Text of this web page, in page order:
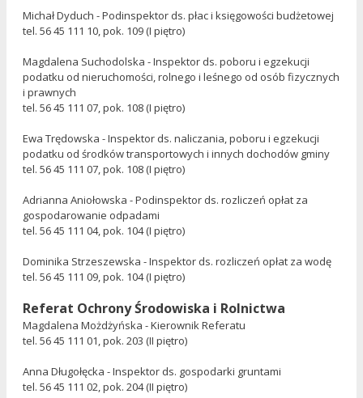
Michał Dyduch - Podinspektor ds. płac i księgowości budżetowej
tel. 56 45 111 10, pok. 109 (I piętro)
Magdalena Suchodolska - Inspektor ds. poboru i egzekucji
podatku od nieruchomości, rolnego i leśnego od osób fizycznych
i prawnych
tel. 56 45 111 07, pok. 108 (I piętro)
Ewa Trędowska - Inspektor ds. naliczania, poboru i egzekucji
podatku od środków transportowych i innych dochodów gminy
tel. 56 45 111 07, pok. 108 (I piętro)
Adrianna Aniołowska - Podinspektor ds. rozliczeń opłat za
gospodarowanie odpadami
tel. 56 45 111 04, pok. 104 (I piętro)
Dominika Strzeszewska - Inspektor ds. rozliczeń opłat za wodę
tel. 56 45 111 09, pok. 104 (I piętro)
Referat Ochrony Środowiska i Rolnictwa
Magdalena Możdżyńska - Kierownik Referatu
tel. 56 45 111 01, pok. 203 (II piętro)
Anna Długołęcka - Inspektor ds. gospodarki gruntami
tel. 56 45 111 02, pok. 204 (II piętro)